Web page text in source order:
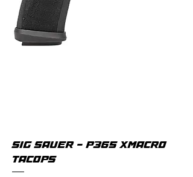
SIG SAUER - P365 XMACRO
TACOPS